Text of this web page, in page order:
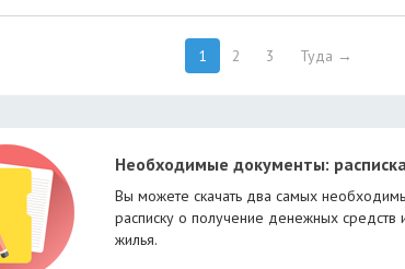
1 2 3 Туда →
Необходимые документы:
Вы можете скачать два самых
расписку о получение денежных
жилья.